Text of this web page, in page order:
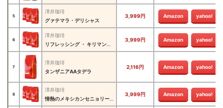
5
澤井珈琲
グァテマラ・デリシャス
3,999円 Amazon yahoo!
6
澤井珈琲
リフレッシング ・ キリマンジャロ
3,999円 Amazon yahoo!
7
澤井珈琲
タンザニアAAタデラ
2,116円 Amazon yahoo!
8
澤井珈琲
情熱のメキシカンセニョリータ
3,999円 Amazon yahoo!